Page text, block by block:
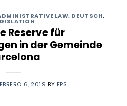
LAW, DEUTSCH,
Reserve für
in der Gemeinde
6, 2019 BY FPS